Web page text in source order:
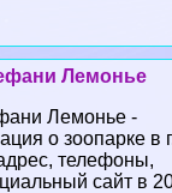
Лемонье
Лемонье -
о зоопарке в
телефоны,
сайт в